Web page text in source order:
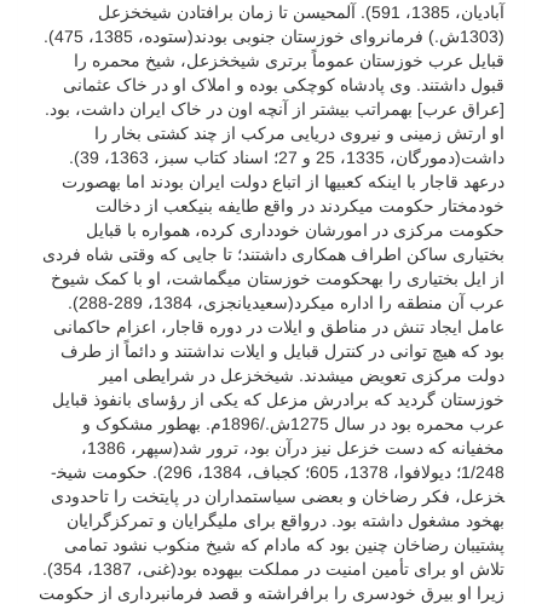
آبادیان، 1385، 591). آل­محیسن تا زمان برافتادن شیخ‏خزعل
(1303ش.) فرمانرواى خوزستان جنوبى بودند(ستوده، 1385، 475).
قبایل عرب خوزستان عموماً برتری شیخ­خزعل، شیخ محمره را
قبول داشتند. وی پادشاه کوچکی بوده و املاک او در خاک عثمانی
[عراق عرب] به­مراتب بیشتر از آنچه اون در خاک ایران داشت، بود.
او ارتش زمینی و نیروی دریایی مرکب از چند کشتی بخار را
داشت(دمورگان، 1335، 25 و 27؛ اسناد کتاب سبز، 1363، 39).
درعهد قاجار با اینکه کعبی­ها از اتباع دولت ایران بودند اما به­صورت
خودمختار حکومت می­کردند در واقع طایفه بنی­کعب از دخالت
حکومت مرکزی در امورشان خودداری کرده، همواره با قبایل
بختیاری ساکن اطراف همکاری داشتند؛ تا جایی که وقتی شاه فردی
از ایل بختیاری را به­حکومت خوزستان می­گماشت، او با کمک شیوخ
عرب آن منطقه را اداره می­کرد(سعیدیان­جزی، 1384، 289-288).
عامل ایجاد تنش در مناطق و ایلات در دوره قاجار، اعزام حاکمانی
بود که هیچ توانی در کنترل قبایل و ایلات نداشتند و دائماً از طرف
دولت مرکزی تعویض می­شدند. شیخ­خزعل در شرایطی امیر
خوزستان گردید که برادرش مزعل که یکی از رؤسای بانفوذ قبایل
عرب محمره بود در سال 1275ش./1896م. به­طور مشکوک و
مخفیانه که دست خزعل نیز درآن بود، ترور شد(سپهر، 1386،
1/248؛ دیولافوا، 1378، 605؛ کجباف، 1384، 296). حکومت شیخ­
خزعل، فکر رضاخان و بعضی سیاستمداران در پایتخت را تاحدودی
به­خود مشغول داشته بود. درواقع برای ملی­گرایان و تمرکزگرایان
پشتیبان رضاخان چنین بود که مادام که شیخ منکوب نشود تمامی
تلاش او برای تأمین امنیت در مملکت بیهوده بود(غنی، 1387، 354).
زیرا او بیرق خودسری را برافراشته و قصد فرمانبرداری از حکومت